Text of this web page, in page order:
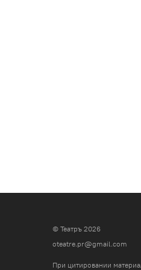
© Театръ 2026
oteatre.pr@gmail.com
При цитировании